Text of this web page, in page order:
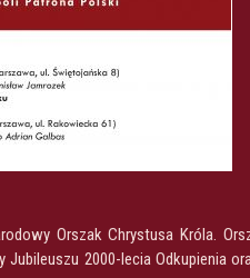
Orszak Chrystusa Króla.
2000-lecia Odkupienia